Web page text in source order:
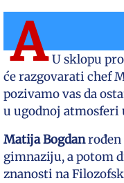
A U sklopu
će razgovarati chef
pozivamo vas da
u ugodnoj atmosferi
Matija Bogdanrođen
gimnaziju, a potom
znanosti na